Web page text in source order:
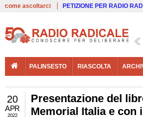
come ascoltarci PETIZIONE PER RADIO
PALINSESTO RIASCOLTA
20
APR
2022
Presentazione del
Memorial Italia e con